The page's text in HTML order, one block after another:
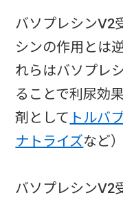
バソプレシンV2
シンの作用とは
れらはバソプレ
ることで利尿効
剤として トルバ
ナトライズなど
バソプレシンV2